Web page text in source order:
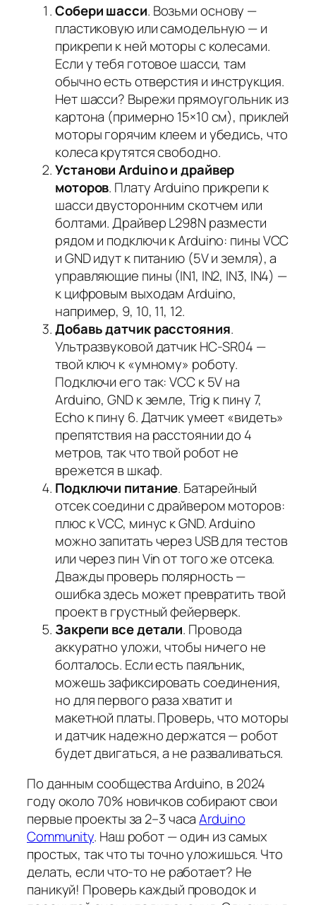
Собери шасси. Возьми основу —
пластиковую или самодельную — и
прикрепи к ней моторы с колесами.
Если у тебя готовое шасси, там
обычно есть отверстия и инструкция.
Нет шасси? Вырежи прямоугольник из
картона (примерно 15×10 см), приклей
моторы горячим клеем и убедись, что
колеса крутятся свободно.
Установи Arduino и драйвер
моторов. Плату Arduino прикрепи к
шасси двусторонним скотчем или
болтами. Драйвер L298N размести
рядом и подключи к Arduino: пины VCC
и GND идут к питанию (5V и земля), а
управляющие пины (IN1, IN2, IN3, IN4) —
к цифровым выходам Arduino,
например, 9, 10, 11, 12.
Добавь датчик расстояния.
Ультразвуковой датчик HC-SR04 —
твой ключ к «умному» роботу.
Подключи его так: VCC к 5V на
Arduino, GND к земле, Trig к пину 7,
Echo к пину 6. Датчик умеет «видеть»
препятствия на расстоянии до 4
метров, так что твой робот не
врежется в шкаф.
Подключи питание. Батарейный
отсек соедини с драйвером моторов:
плюс к VCC, минус к GND. Arduino
можно запитать через USB для тестов
или через пин Vin от того же отсека.
Дважды проверь полярность —
ошибка здесь может превратить твой
проект в грустный фейерверк.
Закрепи все детали. Провода
аккуратно уложи, чтобы ничего не
болталось. Если есть паяльник,
можешь зафиксировать соединения,
но для первого раза хватит и
макетной платы. Проверь, что моторы
и датчик надежно держатся — робот
будет двигаться, а не разваливаться.
По данным сообщества Arduino, в 2024
году около 70% новичков собирают свои
первые проекты за 2–3 часаArduino
Community. Наш робот — один из самых
простых, так что ты точно уложишься. Что
делать, если что-то не работает? Не
паникуй! Проверь каждый проводок и